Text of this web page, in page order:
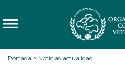
Portada > Noticias actualidad